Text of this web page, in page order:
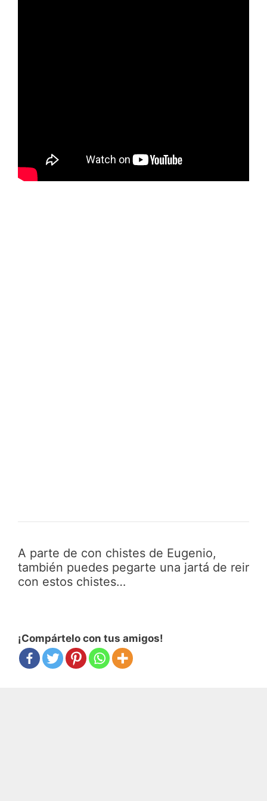
A parte de con chistes de Eugenio,
también puedes pegarte una jartá de reir
con estos chistes…
¡Compártelo con tus amigos!